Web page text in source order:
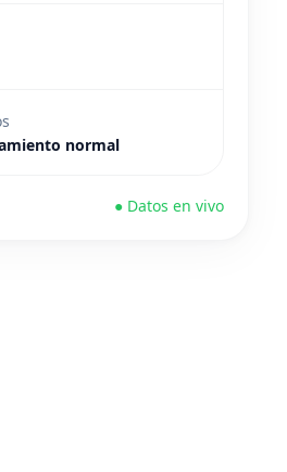
normal
● Datos en vivo